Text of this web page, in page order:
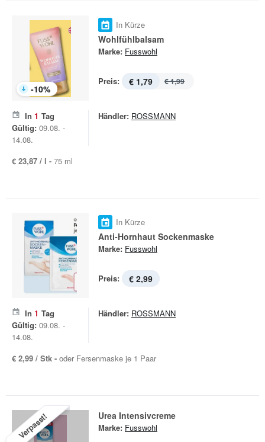
-10%
In Kürze
Wohlfühlbalsam
Marke: Fusswohl
Preis: € 1,79 € 1,99
In 1 Tag
Gültig: 09.08. -
14.08.
Händler: ROSSMANN
€ 23,87 / l - 75 ml
In Kürze
Anti-Hornhaut Sockenmaske
Marke: Fusswohl
Preis: € 2,99
In 1 Tag
Gültig: 09.08. -
14.08.
Händler: ROSSMANN
€ 2,99 / Stk - oder Fersenmaske je 1 Paar
Verpasst! Urea Intensivcreme
Marke: Fusswohl